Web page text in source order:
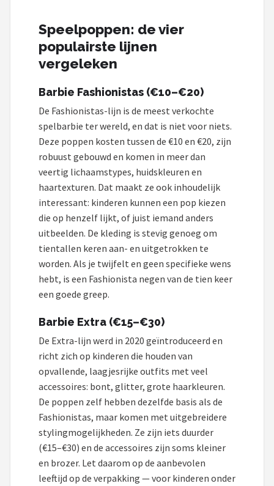
Speelpoppen: de vier
populairste lijnen
vergeleken
Barbie Fashionistas (€10–€20)
De Fashionistas-lijn is de meest verkochte
spelbarbie ter wereld, en dat is niet voor niets.
Deze poppen kosten tussen de €10 en €20, zijn
robuust gebouwd en komen in meer dan
veertig lichaamstypes, huidskleuren en
haartexturen. Dat maakt ze ook inhoudelijk
interessant: kinderen kunnen een pop kiezen
die op henzelf lijkt, of juist iemand anders
uitbeelden. De kleding is stevig genoeg om
tientallen keren aan- en uitgetrokken te
worden. Als je twijfelt en geen specifieke wens
hebt, is een Fashionista negen van de tien keer
een goede greep.
Barbie Extra (€15–€30)
De Extra-lijn werd in 2020 geïntroduceerd en
richt zich op kinderen die houden van
opvallende, laagjesrijke outfits met veel
accessoires: bont, glitter, grote haarkleuren.
De poppen zelf hebben dezelfde basis als de
Fashionistas, maar komen met uitgebreidere
stylingmogelijkheden. Ze zijn iets duurder
(€15–€30) en de accessoires zijn soms kleiner
en brozer. Let daarom op de aanbevolen
leeftijd op de verpakking — voor kinderen onder